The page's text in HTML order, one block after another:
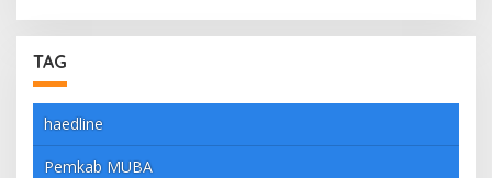
TAG
haedline
Pemkab MUBA